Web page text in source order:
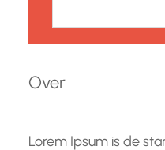
k
n
Over
Lorem Ipsum is de